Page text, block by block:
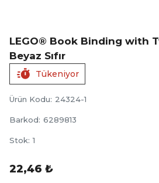
LEGO® Book Binding with
Beyaz Sıfır
Tükeniyor
Ürün Kodu: 24324-1
Barkod: 6289813
Stok: 1
22,46 ₺